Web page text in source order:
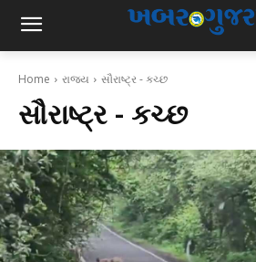
Home રાજ્ય સૌરાષ્ટ્ર - કચ્છ
સૌરાષ્ટ્ર - કચ્છ